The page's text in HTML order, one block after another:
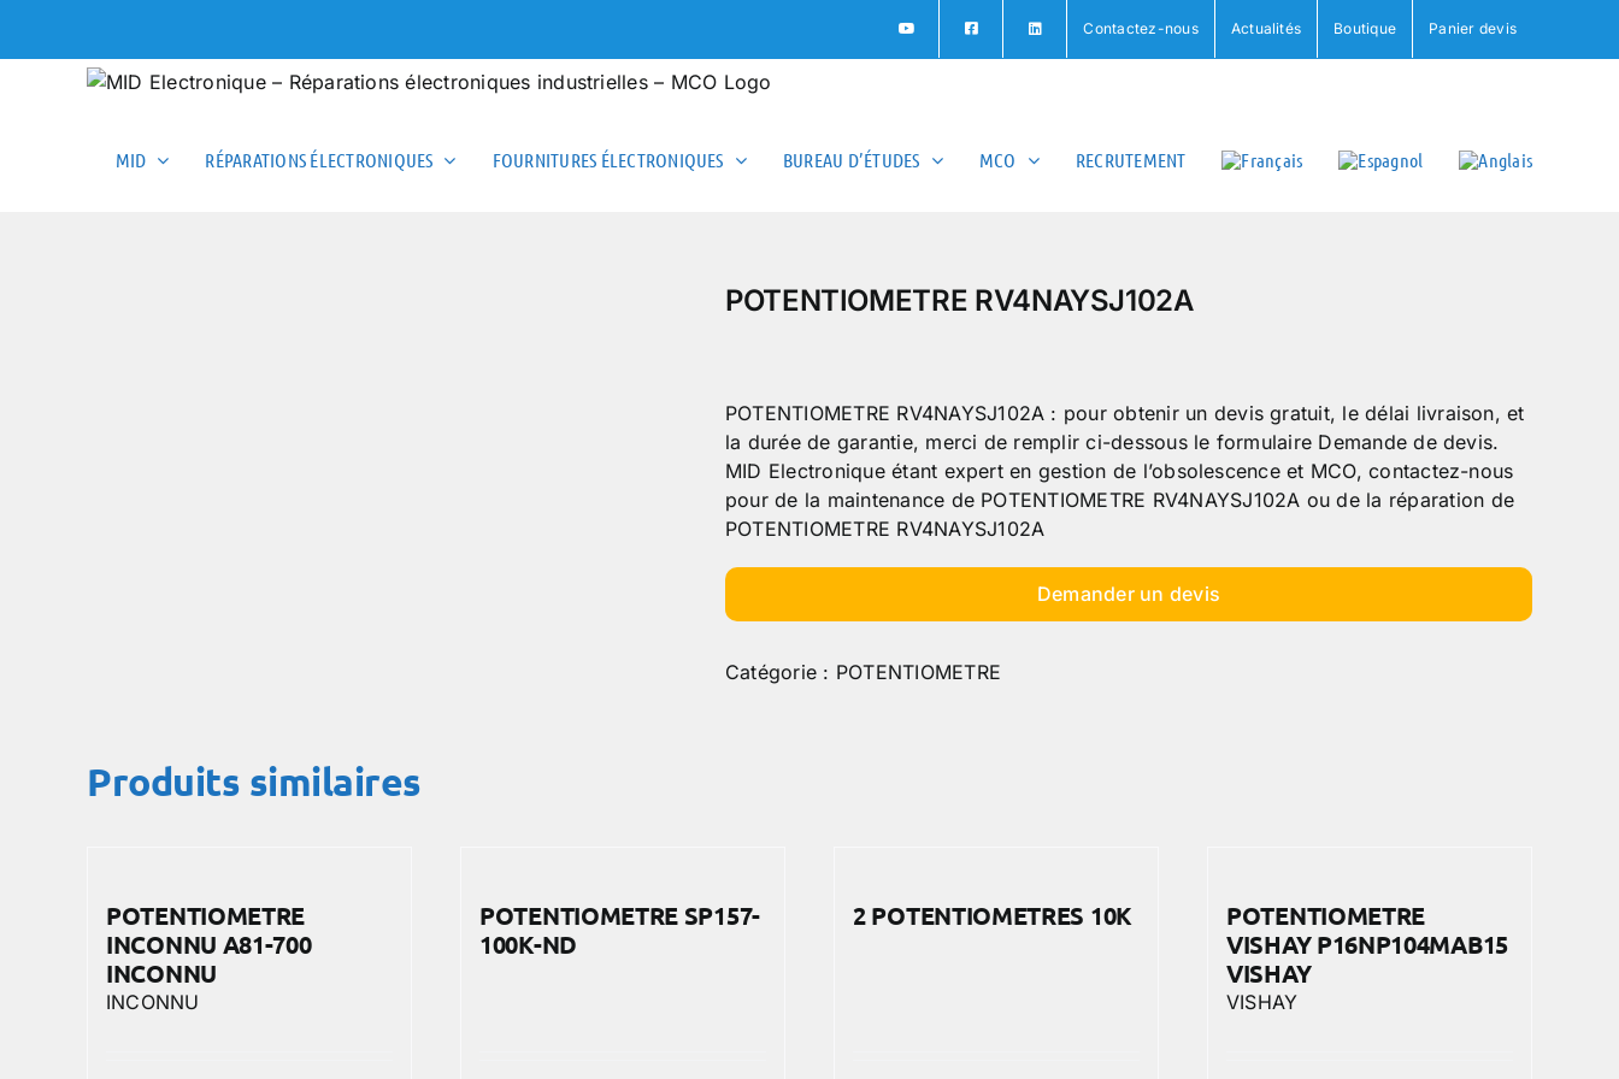
Contactez-nous Actualités Boutique Panier devis
MID RÉPARATIONS ÉLECTRONIQUES FOURNITURES ÉLECTRONIQUES BUREAU D’ÉTUDES MCO RECRUTEMENT
POTENTIOMETRE RV4NAYSJ102A
POTENTIOMETRE RV4NAYSJ102A : pour obtenir un devis gratuit, le délai livraison, et
la durée de garantie, merci de remplir ci-dessous le formulaire Demande de devis.
MID Electronique étant expert en gestion de l’obsolescence et MCO, contactez-nous
pour de la maintenance de POTENTIOMETRE RV4NAYSJ102A ou de la réparation de
POTENTIOMETRE RV4NAYSJ102A
Demander un devis
Catégorie : POTENTIOMETRE
Produits similaires
POTENTIOMETRE
INCONNU A81-700
INCONNU
INCONNU
POTENTIOMETRE SP157-
100K-ND
2 POTENTIOMETRES 10K
POTENTIOMETRE
VISHAY P16NP104MAB15
VISHAY
VISHAY